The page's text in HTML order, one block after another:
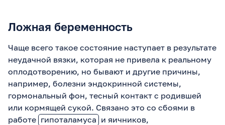
Ложная беременность
Чаще всего такое состояние наступает в результате
неудачной вязки, которая не привела к реальному
оплодотворению, но бывают и другие причины,
например, болезни эндокринной системы,
гормональный фон, тесный контакт с родившей
или кормящей сукой. Связано это со сбоями в
работе гипоталамуса и яичников,